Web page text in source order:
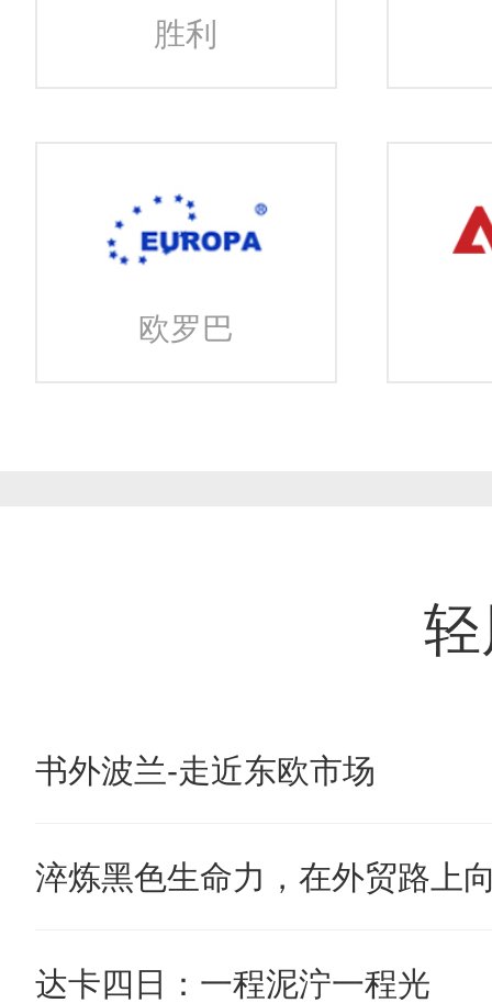
胜利
欧罗巴
书外波兰-走近东欧市场
淬炼黑色生命力，在外贸路上
达卡四日：一程泥泞一程光